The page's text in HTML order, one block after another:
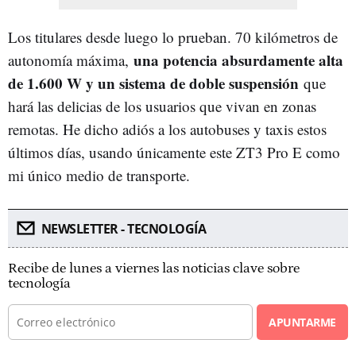
Los titulares desde luego lo prueban. 70 kilómetros de
autonomía máxima, una potencia absurdamente alta
de 1.600 W y un sistema de doble suspensión que
hará las delicias de los usuarios que vivan en zonas
remotas. He dicho adiós a los autobuses y taxis estos
últimos días, usando únicamente este ZT3 Pro E como
mi único medio de transporte.
NEWSLETTER - TECNOLOGÍA
Recibe de lunes a viernes las noticias clave sobre
tecnología
APUNTARME